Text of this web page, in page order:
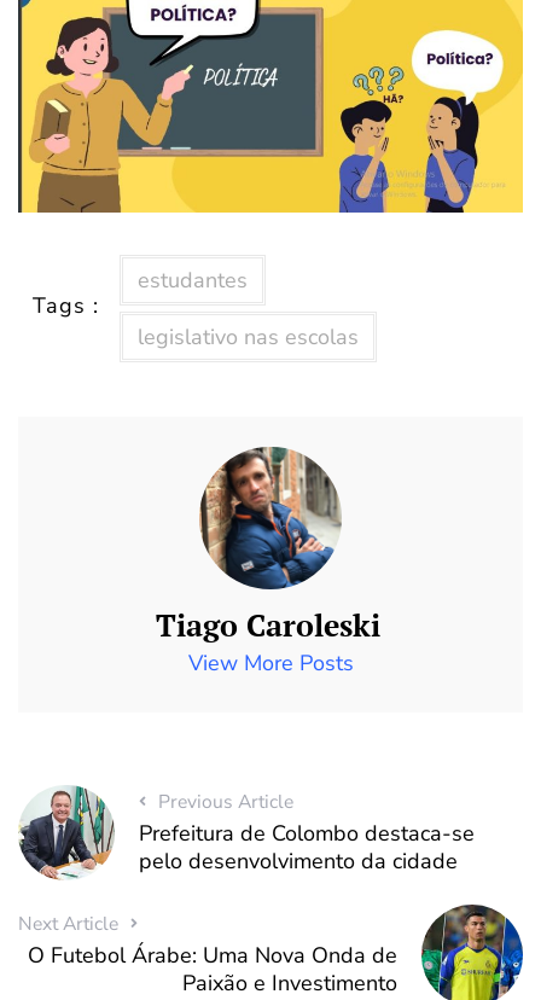
Tags :
estudantes
legislativo nas escolas
Tiago Caroleski
View More Posts
Previous Article
Prefeitura de Colombo destaca-se
pelo desenvolvimento da cidade
Next Article
O Futebol Árabe: Uma Nova Onda de
Paixão e Investimento